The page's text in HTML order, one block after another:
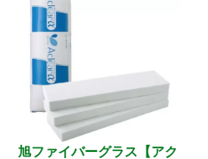
エアー工具
電動工具
電動工具刃物
旭ファイバーグラス【アク